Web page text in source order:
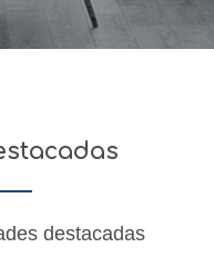
destacadas